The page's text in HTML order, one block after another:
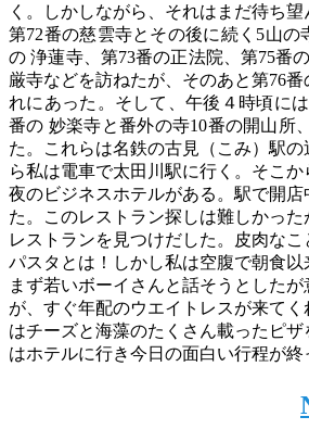
く。しかしながら、それはまだ待ち望
第72番の慈雲寺とその後に続く5山の
の 浄蓮寺、第73番の正法院、第75番
厳寺などを訪ねたが、そのあと第76
れにあった。そして、午後４時頃に
番の 妙楽寺と番外の寺10番の開山所
た。これらは名鉄の古見（こみ）駅
ら私は電車で太田川駅に行く。そこ
夜のビジネスホテルがある。駅で開
た。このレストラン探しは難しかっ
レストランを見つけだした。皮肉な
パスタとは！しかし私は空腹で朝食以
まず若いボーイさんと話そうとした
が、すぐ年配のウエイトレスが来て
はチーズと海藻のたくさん載ったピ
はホテルに行き今日の面白い行程が終